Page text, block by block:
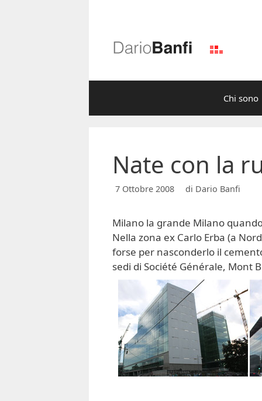
Chi sono
Nate con la
7 Ottobre 2008 di Dario Banfi
Milano la grande Milano
Nella zona ex Carlo Erba (a
forse per nasconderlo il
sedi di Société Générale, Mont